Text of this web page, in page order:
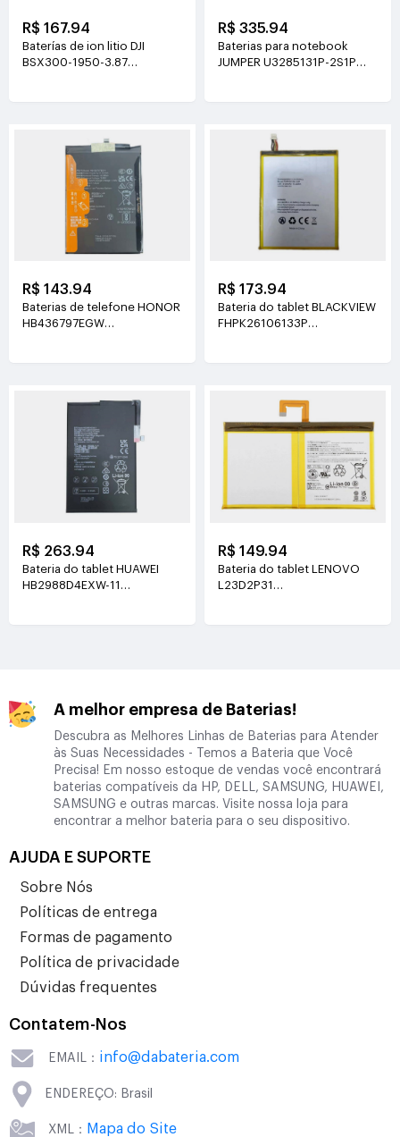
R$ 167.94
Baterías de ion litio DJI
BSX300-1950-3.87
R$ 335.94
Baterias para notebook
JUMPER U3285131P-2S1P
R$ 143.94
Baterias de telefone HONOR
HB436797EGW
R$ 173.94
Bateria do tablet BLACKVIEW
FHPK26106133P
R$ 263.94
Bateria do tablet HUAWEI
HB2988D4EXW-11
R$ 149.94
Bateria do tablet LENOVO
L23D2P31
A melhor empresa de Baterias!
Descubra as Melhores Linhas de Baterias para Atender
às Suas Necessidades - Temos a Bateria que Você
Precisa! Em nosso estoque de vendas você encontrará
baterias compatíveis da HP, DELL, SAMSUNG, HUAWEI,
SAMSUNG e outras marcas. Visite nossa loja para
encontrar a melhor bateria para o seu dispositivo.
AJUDA E SUPORTE
Sobre Nós
Políticas de entrega
Formas de pagamento
Política de privacidade
Dúvidas frequentes
Contatem-Nos
EMAIL： info@dabateria.com
ENDEREÇO: Brasil
XML： Mapa do Site